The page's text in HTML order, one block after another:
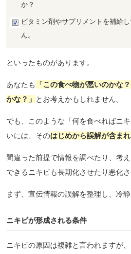
か？
ビタミン剤やサプリメントを補給
ん。
といったものがあります。
あなたも
「この食べ物が悪いのかな
かな？」 とお考えかもしれません。
でも、このような「何を食べればニ
いには、そのはじめから誤解が含まれ
間違った前提で情報を調べたり、考
できるニキビも長期化させたり悪化
まず、宣伝情報の誤解を整理し、冷
ニキビが形成される条件
ニキビの原因は複雑と言われますが